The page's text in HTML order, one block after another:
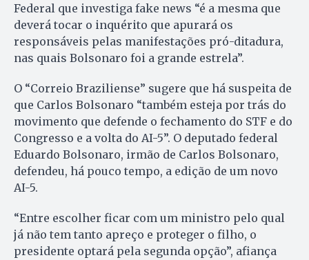
Federal que investiga fake news “é a mesma que
deverá tocar o inquérito que apurará os
responsáveis pelas manifestações pró-ditadura,
nas quais Bolsonaro foi a grande estrela”.
O “Correio Braziliense” sugere que há suspeita de
que Carlos Bolsonaro “também esteja por trás do
movimento que defende o fechamento do STF e do
Congresso e a volta do AI-5”. O deputado federal
Eduardo Bolsonaro, irmão de Carlos Bolsonaro,
defendeu, há pouco tempo, a edição de um novo
AI-5.
“Entre escolher ficar com um ministro pelo qual
já não tem tanto apreço e proteger o filho, o
presidente optará pela segunda opção”, afiança